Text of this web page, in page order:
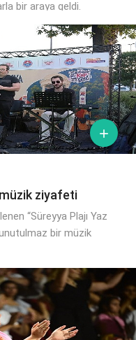
bir araya geldi.

müzik ziyafeti
“Süreyya Plajı Yaz
bir müzik